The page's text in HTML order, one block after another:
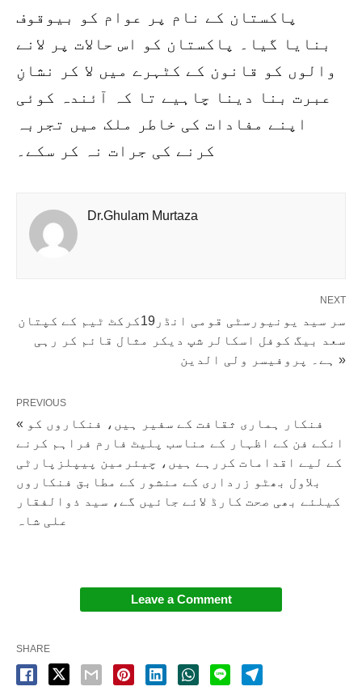
پاکستان کے نام پر عوام کو بیوقوف
بنایا گیا۔ پاکستان کو اس حالات پر لانے
والوں کو قانون کے کٹہرے میں لا کر نشانِ
عبرت بنا دینا چاہیے تا کہ آئندہ کوئی
اپنے مفادات کی خاطر ملک میں تجربہ
کرنے کی جرات نہ کر سکے۔
Dr.Ghulam Murtaza
NEXT
سر سید یونیورسٹی قومی انڈر19کرکٹ ٹیم کے کپتان
سعد بیگ کوفل اسکالر شپ دیکر مثال قائم کر رہی
ہے۔ پروفیسر ولی الدین »
PREVIOUS
« فنکار ہماری ثقافت کے سفیر ہیں، فنکاروں کو
انکے فن کے اظہار کے مناسب پلیٹ فارم فراہم کرنے
کے لیے اقدامات کررہے ہیں، چیئرمین پیپلزپارٹی
بلاول بھٹو زرداری کے منشور کے مطابق فنکاروں
کیلئے بھی صحت کارڈ لائے جائیں گے، سید ذوالفقار
علی شاہ
Leave a Comment
SHARE